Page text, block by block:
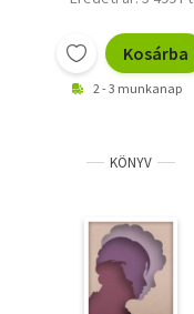
Kosárba
2 - 3 munkanap
KÖNYV